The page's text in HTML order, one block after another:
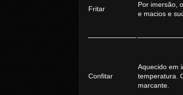
Fritar
Por imersão,
e macios e
Confitar
Aquecido em
temperatura.
marcante.